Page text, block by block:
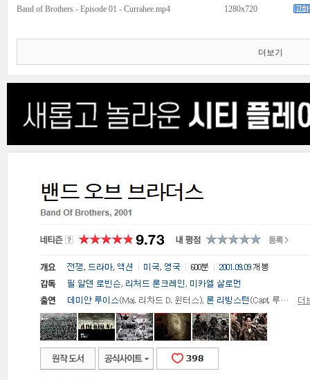
Band of Brothers - Episode 01 - Currahee.mp4 1280x720
더보기